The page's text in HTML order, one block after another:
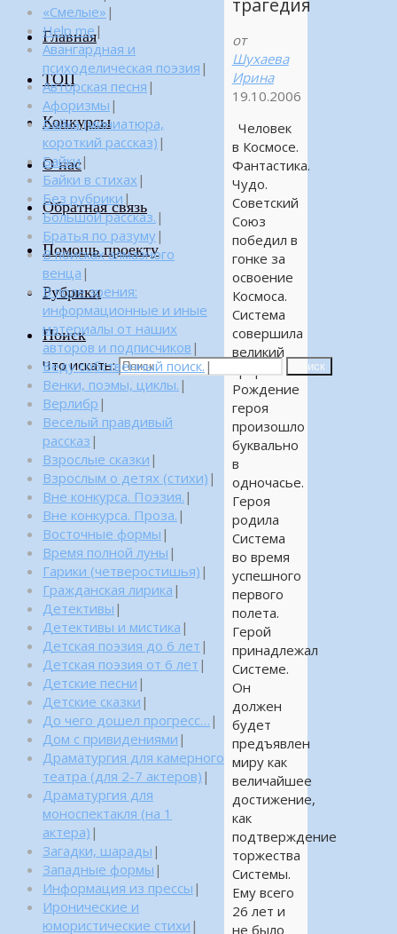
Главная
ТОП
Конкурсы
О нас
Обратная связь
Помощь проекту
Рубрики
Поиск
Что искать: Поиск
трагедия
от
Шухаева
Ирина
19.10.2006
Человек
в Космосе.
Фантастика.
Чудо.
Советский
Союз
победил в
гонке за
освоение
Космоса.
Система
совершила
великий
прорыв.
Рождение
героя
произошло
буквально
в
одночасье.
Героя
родила
Система
во время
успешного
первого
полета.
Герой
принадлежал
Системе.
Он
должен
будет
предъявлен
миру как
величайшее
достижение,
как
подтверждение
торжества
Системы.
Ему всего
26 лет и
не было
«Смелые» |
Help me|
Авангардная и
психоделическая поэзия |
Авторская песня |
Афоризмы |
Байка (миниатюра,
короткий рассказ) |
Байки|
Байки в стихах |
Без рубрики |
Большой рассказ. |
Братья по разуму|
В поисках алмазного
венца |
В поле зрения:
информационные и иные
материалы от наших
авторов и подписчиков |
Веду собственный поиск. |
Венки, поэмы, циклы. |
Верлибр |
Веселый правдивый
рассказ |
Взрослые сказки |
Взрослым о детях (стихи) |
Вне конкурса. Поэзия. |
Вне конкурса. Проза. |
Восточные формы |
Время полной луны |
Гарики (четверостишья) |
Гражданская лирика |
Детективы |
Детективы и мистика |
Детская поэзия до 6 лет |
Детская поэзия от 6 лет |
Детские песни |
Детские сказки |
До чего дошел прогресс… |
Дом с привидениями |
Драматургия для камерного
театра (для 2-7 актеров) |
Драматургия для
моноспектакля (на 1
актера) |
Загадки, шарады |
Западные формы |
Информация из прессы |
Иронические и
юмористические стихи |